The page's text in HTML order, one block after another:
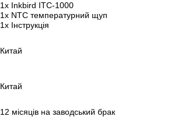
1x Inkbird ITC-1000
1х NTC температурний щуп
1x Інструкція
Китай
Китай
12 місяців на заводський брак